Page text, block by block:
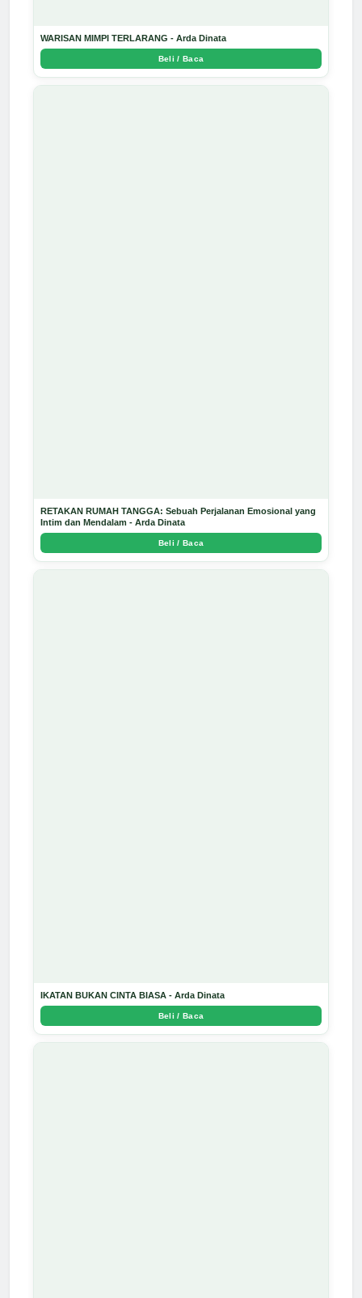
WARISAN MIMPI TERLARANG - Arda Dinata
Beli / Baca
RETAKAN RUMAH TANGGA: Sebuah Perjalanan Emosional yang
Intim dan Mendalam - Arda Dinata
Beli / Baca
IKATAN BUKAN CINTA BIASA - Arda Dinata
Beli / Baca